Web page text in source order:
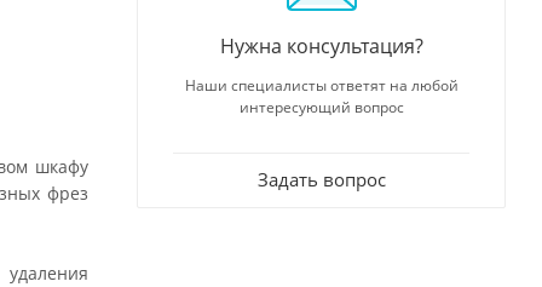
шкафу
фрез
Нужна консультация?
Наши специалисты ответят на любой
интересующий вопрос
Задать вопрос